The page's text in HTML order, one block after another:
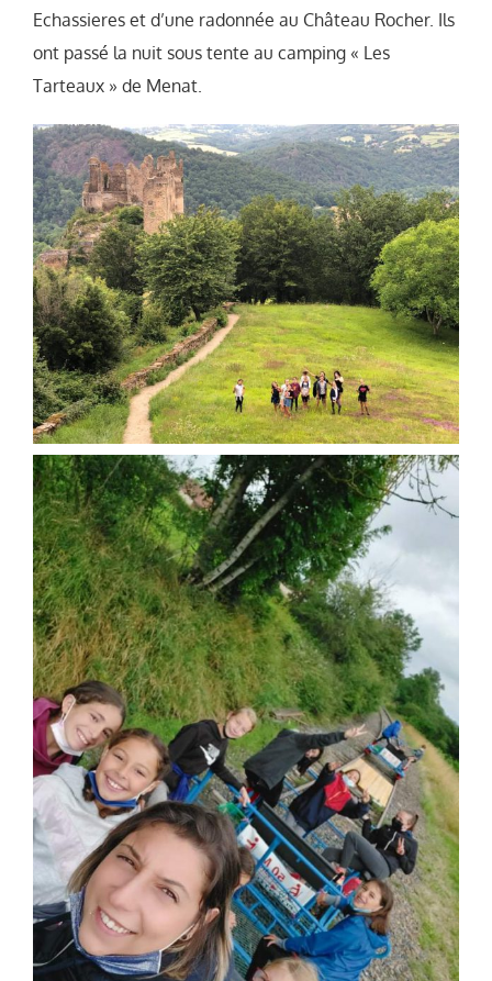
Echassieres et d’une radonnée au Château Rocher. Ils
ont passé la nuit sous tente au camping « Les
Tarteaux » de Menat.